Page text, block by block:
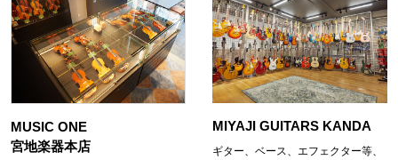
MUSIC ONE
宮地楽器本店
MIYAJI GUITARS KANDA
ギター、ベース、エフェクター等、